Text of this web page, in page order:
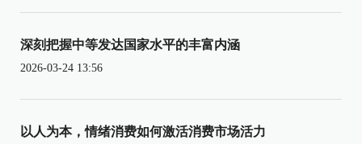
深刻把握中等发达国家水平的丰富内涵
2026-03-24 13:56
以人为本，情绪消费如何激活消费市场活力